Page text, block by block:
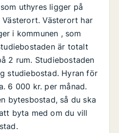
uthyres ligger på
Västerort. Västerort har
i kommunen , som
är totalt
2 rum. Studiebostaden
studiebostad. Hyran för
6 000 kr. per månad.
bytesbostad, så du ska
byta med om du vill